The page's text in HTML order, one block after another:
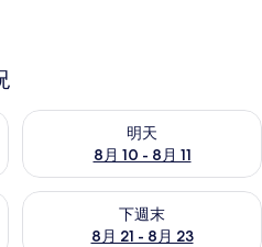
情況
明天
8月 10 - 8月 11
查看明天 (8月 10 - 8月 11) 的
應情況
下週末
8月 21 - 8月 23
查看下週末 (8月 21 - 8月 23)